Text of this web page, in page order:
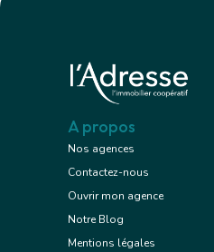
A propos
Nos agences
Contactez-nous
Ouvrir mon agence
Notre Blog
Mentions légales